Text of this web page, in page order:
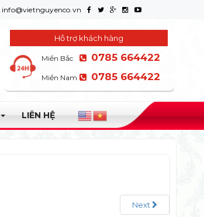
info@vietnguyenco.vn
Hỗ trợ khách hàng
Miền Bắc 0785 664422
Miền Nam 0785 664422
LIÊN HỆ
Next